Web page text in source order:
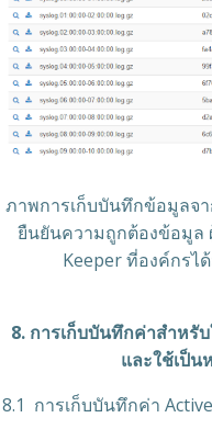
ภาพการเก็บบันทึกข้อมูลจ
ยืนยันความถูกต้องข้อมูล
Keeper ที่องค์กร
8. การเก็บบันทึกค่าสำหรั
และใช้เป็
8.1 การเก็บบันทึกค่า